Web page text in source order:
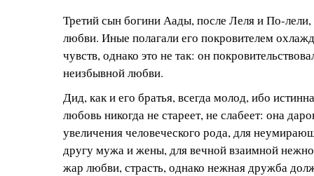
Третий сын богини Аады, после Леля и По-
любви. Иные полагали его покровителем
чувств, однако это не так: он
неизбывной любви.
Дид, как и его братья, всегда молод, ибо
любовь никогда не стареет, не слабеет: она
увеличения человеческого рода, для
другу мужа и жены, для вечной взаимной
жар любви, страсть, однако нежная дружба